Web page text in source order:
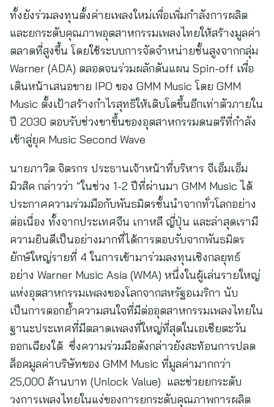
ทั้งยังร่วมลงทุนตั้งค่ายเพลงใหม่เพื่อเพิ่มกำลังการผลิต
และยกระดับคุณภาพอุตสาหกรรมเพลงไทยให้สร้างมูลค่า
ตลาดที่สูงขึ้น โดยใช้ระบบการจัดจำหน่ายชั้นสูงจากกลุ่ม
Warner (ADA) ตลอดจนร่วมผลักดันแผน Spin-off เพื่อ
เดินหน้าเสนอขาย IPO ของ GMM Music โดย GMM
Music ตั้งเป้าสร้างกำไรสุทธิให้เติบโตขึ้นอีกเท่าตัวภายใน
ปี 2030 ตอบรับช่วงขาขึ้นของอุตสาหกรรมดนตรีที่กำลัง
เข้าสู่ยุค Music Second Wave
นายภาวิต จิตรกร ประธานเจ้าหน้าที่บริหาร จีเอ็มเอ็ม
มิวสิค กล่าวว่า “ในช่วง 1-2 ปีที่ผ่านมา GMM Music ได้
ประกาศความร่วมมือกับพันธมิตรชั้นนำจากทั่วโลกอย่าง
ต่อเนื่อง ทั้งจากประเทศจีน เกาหลี ญี่ปุ่น และล่าสุดเรามี
ความยินดีเป็นอย่างมากที่ได้การตอบรับจากพันธมิตร
ยักษ์ใหญ่รายที่ 4 ในการเข้ามาร่วมลงทุนเชิงกลยุทธ์
อย่าง Warner Music Asia (WMA) หนึ่งในผู้เล่นรายใหญ่
แห่งอุตสาหกรรมเพลงของโลกจากสหรัฐอเมริกา นับ
เป็นการตอกย้ำความสนใจที่มีต่ออุตสาหกรรมเพลงไทยใน
ฐานะประเทศที่มีตลาดเพลงที่ใหญ่ที่สุดในเอเชียตะวัน
ออกเฉียงใต้ ซึ่งความร่วมมือดังกล่าวยังสะท้อนการปลด
ล็อคมูลค่าบริษัทของ GMM Music ที่มูลค่ามากกว่า
25,000 ล้านบาท (Unlock Value) และช่วยยกระดับ
วงการเพลงไทยในแง่ของการยกระดับคุณภาพการผลิต